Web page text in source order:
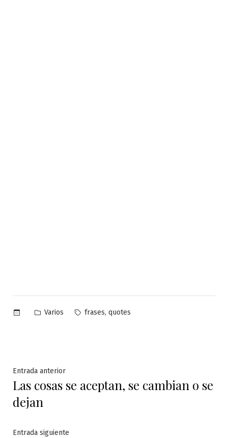
Publicado
Varios Etiquetas:
frases, quotes
Navegación
de
entradas
Entrada anteriorEntrada
anterior:
Las cosas se aceptan, se cambian o se
dejan
Entrada siguiente